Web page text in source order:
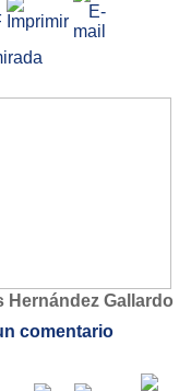
Hernández Gallardo
comentario